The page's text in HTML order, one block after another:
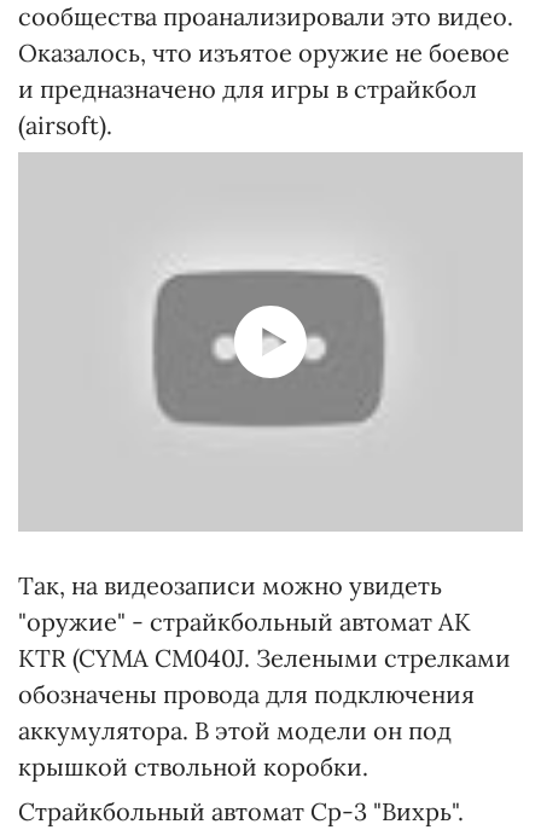
сообщества проанализировали это видео.
Оказалось, что изъятое оружие не боевое
и предназначено для игры в страйкбол
(airsoft).
Так, на видеозаписи можно увидеть
"оружие" - страйкбольный автомат АК
KTR (CYMA CM040J. Зелеными стрелками
обозначены провода для подключения
аккумулятора. В этой модели он под
крышкой ствольной коробки.
Страйкбольный автомат Ср-3 "Вихрь".